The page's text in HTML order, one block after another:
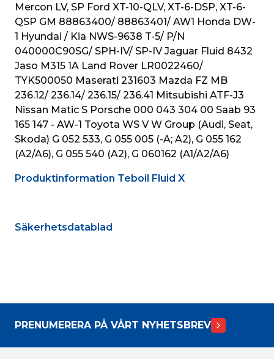
Mercon LV, SP Ford XT-10-QLV, XT-6-DSP, XT-6-
QSP GM 88863400/ 88863401/ AW1 Honda DW-
1 Hyundai / Kia NWS-9638 T-5/ P/N
040000C90SG/ SPH-IV/ SP-IV Jaguar Fluid 8432
Jaso M315 1A Land Rover LR0022460/
TYK500050 Maserati 231603 Mazda FZ MB
236.12/ 236.14/ 236.15/ 236.41 Mitsubishi ATF-J3
Nissan Matic S Porsche 000 043 304 00 Saab 93
165 147 - AW-1 Toyota WS V W Group (Audi, Seat,
Skoda) G 052 533, G 055 005 (-A; A2), G 055 162
(A2/A6), G 055 540 (A2), G 060162 (A1/A2/A6)
Produktinformation Teboil Fluid X
Säkerhetsdatablad
PRENUMERERA PÅ VÅRT NYHETSBREV